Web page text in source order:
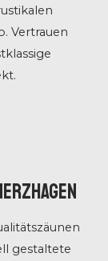
Vertrauen
gestaltete